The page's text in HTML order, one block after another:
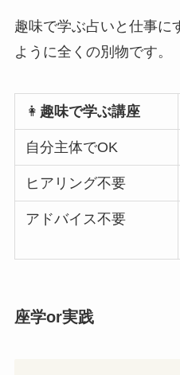
趣味で学ぶ占いと仕事に
ように全くの別物です。
👩 趣味で学ぶ講座
自分主体でOK
ヒアリング不要
アドバイス不要
座学or実践